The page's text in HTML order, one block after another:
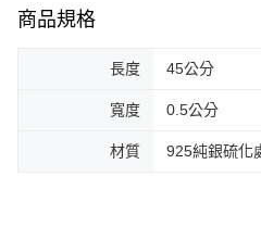
商品規格
長度 45公分
寬度 0.5公分
材質 925純銀硫化